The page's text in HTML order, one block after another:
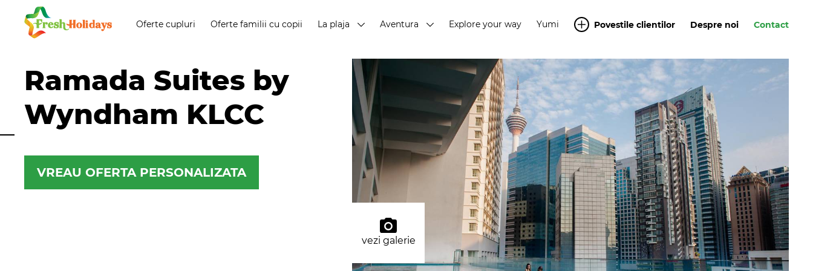
Oferte cupluri Oferte familii cu copii La plaja Aventura Explore your way Yumi Povestile clientilor Despre noi Contact
Ramada Suites by
Wyndham KLCC
VREAU OFERTA PERSONALIZATA
vezi galerie